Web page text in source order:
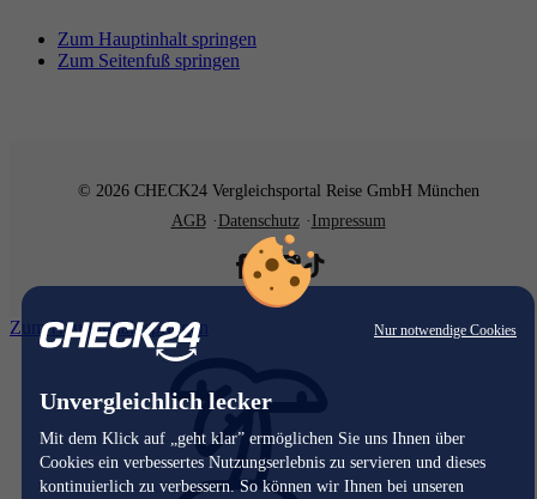
Nur notwendige Cookies
Unvergleichlich lecker
Mit dem Klick auf „geht klar” ermöglichen Sie uns Ihnen über
Cookies ein verbessertes Nutzungserlebnis zu servieren und dieses
kontinuierlich zu verbessern. So können wir Ihnen bei unseren
Zum Hauptinhalt springen
Zum Seitenfuß springen
© 2026 CHECK24 Vergleichsportal Reise GmbH München
AGB
Datenschutz Impressum
Zum Hauptinhalt springen